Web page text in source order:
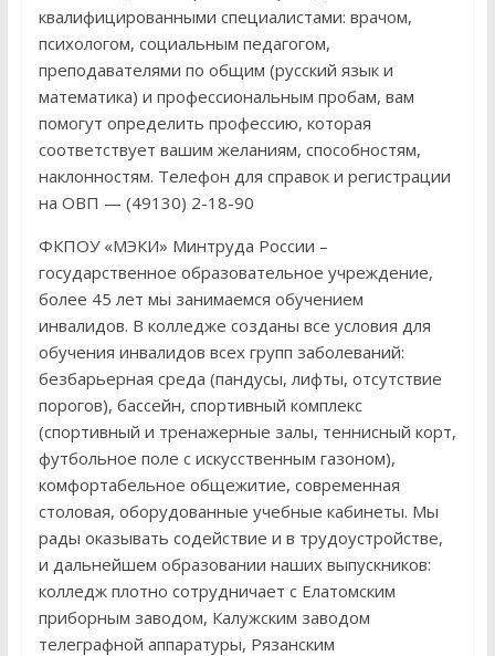
квалифицированными специалистами: врачом,
психологом, социальным педагогом,
преподавателями по общим (русский язык и
математика) и профессиональным пробам, вам
помогут определить профессию, которая
соответствует вашим желаниям, способностям,
наклонностям. Телефон для справок и регистрации
на ОВП — (49130) 2-18-90
ФКПОУ «МЭКИ» Минтруда России –
государственное образовательное учреждение,
более 45 лет мы занимаемся обучением
инвалидов. В колледже созданы все условия для
обучения инвалидов всех групп заболеваний:
безбарьерная среда (пандусы, лифты, отсутствие
порогов), бассейн, спортивный комплекс
(спортивный и тренажерные залы, теннисный корт,
футбольное поле с искусственным газоном),
комфортабельное общежитие, современная
столовая, оборудованные учебные кабинеты. Мы
рады оказывать содействие и в трудоустройстве,
и дальнейшем образовании наших выпускников:
колледж плотно сотрудничает с Елатомским
приборным заводом, Калужским заводом
телеграфной аппаратуры, Рязанским